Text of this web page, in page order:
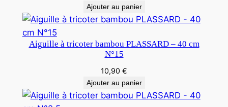
Ajouter au panier
Aiguille à tricoter bambou PLASSARD – 40 cm
N°15
10,90 €
Ajouter au panier